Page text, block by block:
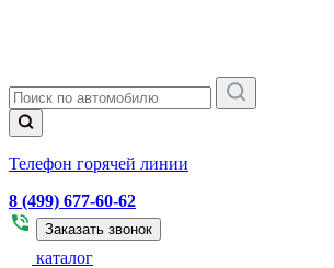
Телефон горячей линии
8 (499) 677-60-62
Заказать звонок
каталог